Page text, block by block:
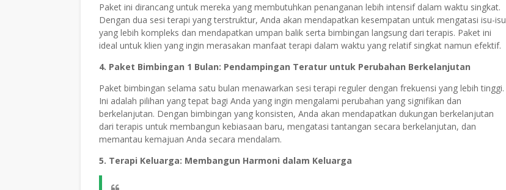
Paket ini dirancang untuk mereka yang membutuhkan penanganan lebih intensif dalam waktu singkat.
Dengan dua sesi terapi yang terstruktur, Anda akan mendapatkan kesempatan untuk mengatasi isu-isu
yang lebih kompleks dan mendapatkan umpan balik serta bimbingan langsung dari terapis. Paket ini
ideal untuk klien yang ingin merasakan manfaat terapi dalam waktu yang relatif singkat namun efektif.
4. Paket Bimbingan 1 Bulan: Pendampingan Teratur untuk Perubahan Berkelanjutan
Paket bimbingan selama satu bulan menawarkan sesi terapi reguler dengan frekuensi yang lebih tinggi.
Ini adalah pilihan yang tepat bagi Anda yang ingin mengalami perubahan yang signifikan dan
berkelanjutan. Dengan bimbingan yang konsisten, Anda akan mendapatkan dukungan berkelanjutan
dari terapis untuk membangun kebiasaan baru, mengatasi tantangan secara berkelanjutan, dan
memantau kemajuan Anda secara mendalam.
5. Terapi Keluarga: Membangun Harmoni dalam Keluarga